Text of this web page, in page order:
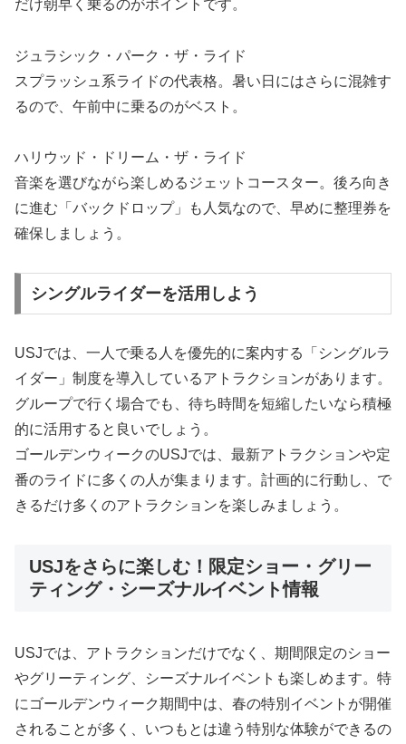
だけ朝早く乗るのがポイントです。
ジュラシック・パーク・ザ・ライド
スプラッシュ系ライドの代表格。暑い日にはさらに混雑す
るので、午前中に乗るのがベスト。
ハリウッド・ドリーム・ザ・ライド
音楽を選びながら楽しめるジェットコースター。後ろ向き
に進む「バックドロップ」も人気なので、早めに整理券を
確保しましょう。
シングルライダーを活用しよう
USJでは、一人で乗る人を優先的に案内する「シングルラ
イダー」制度を導入しているアトラクションがあります。
グループで行く場合でも、待ち時間を短縮したいなら積極
的に活用すると良いでしょう。
ゴールデンウィークのUSJでは、最新アトラクションや定
番のライドに多くの人が集まります。計画的に行動し、で
きるだけ多くのアトラクションを楽しみましょう。
USJをさらに楽しむ！限定ショー・グリー
ティング・シーズナルイベント情報
USJでは、アトラクションだけでなく、期間限定のショー
やグリーティング、シーズナルイベントも楽しめます。特
にゴールデンウィーク期間中は、春の特別イベントが開催
されることが多く、いつもとは違う特別な体験ができるの